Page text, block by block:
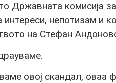
Државната комисија
интереси, непотизам и
на Стефан
овој скандал, оваа